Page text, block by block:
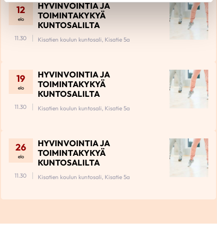
12
elo
HYVINVOINTIA JA
TOIMINTAKYKYÄ
KUNTOSALILTA
11.30 Kisatien koulun kuntosali, Kisatie 5a
19
elo
HYVINVOINTIA JA
TOIMINTAKYKYÄ
KUNTOSALILTA
11.30 Kisatien koulun kuntosali, Kisatie 5a
26
elo
HYVINVOINTIA JA
TOIMINTAKYKYÄ
KUNTOSALILTA
11.30 Kisatien koulun kuntosali, Kisatie 5a